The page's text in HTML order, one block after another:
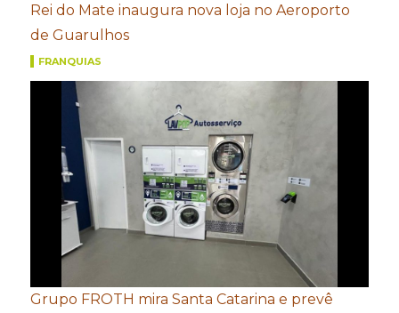
Rei do Mate inaugura nova loja no Aeroporto
de Guarulhos
FRANQUIAS
Grupo FROTH mira Santa Catarina e prevê